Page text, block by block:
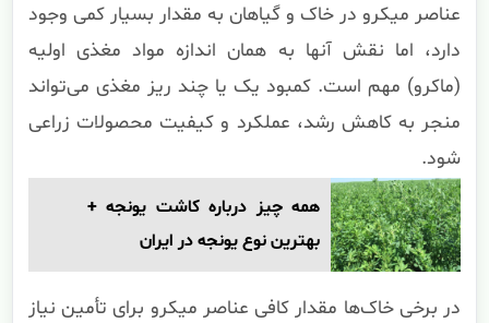
عناصر میکرو در خاک و گیاهان به مقدار بسیار کمی وجود
دارد، اما نقش آنها به همان اندازه مواد مغذی اولیه
(ماکرو) مهم است. کمبود یک یا چند ریز مغذی می‌تواند
منجر به کاهش رشد، عملکرد و کیفیت محصولات زراعی
شود.
همه چیز درباره کاشت یونجه +
بهترین نوع یونجه در ایران
در برخی خاک‌ها مقدار کافی عناصر میکرو برای تأمین نیاز